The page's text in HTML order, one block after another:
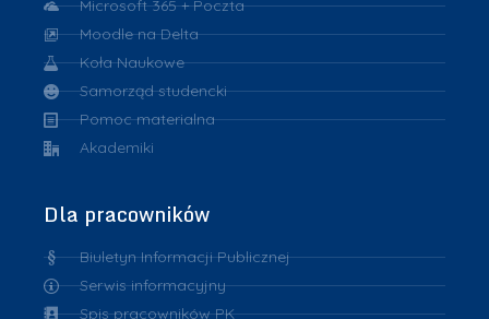
Microsoft 365 + Poczta
Moodle na Delta
Koła Naukowe
Samorząd studencki
Pomoc materialna
Akademiki
Dla pracowników
Biuletyn Informacji Publicznej
Serwis informacyjny
Spis pracowników PK